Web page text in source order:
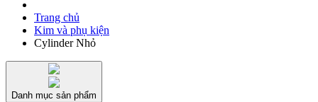
Trang chủ
Kim và phụ kiện
Cylinder Nhỏ
Danh mục sản phẩm